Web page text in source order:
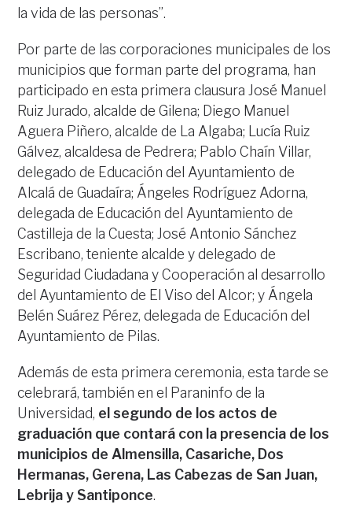
la vida de las personas”.
Por parte de las corporaciones municipales de los
municipios que forman parte del programa, han
participado en esta primera clausura José Manuel
Ruiz Jurado, alcalde de Gilena; Diego Manuel
Aguera Piñero, alcalde de La Algaba; Lucía Ruiz
Gálvez, alcaldesa de Pedrera; Pablo Chaín Villar,
delegado de Educación del Ayuntamiento de
Alcalá de Guadaíra; Ángeles Rodríguez Adorna,
delegada de Educación del Ayuntamiento de
Castilleja de la Cuesta; José Antonio Sánchez
Escribano, teniente alcalde y delegado de
Seguridad Ciudadana y Cooperación al desarrollo
del Ayuntamiento de El Viso del Alcor; y Ángela
Belén Suárez Pérez, delegada de Educación del
Ayuntamiento de Pilas.
Además de esta primera ceremonia, esta tarde se
celebrará, también en el Paraninfo de la
Universidad, el segundo de los actos de
graduación que contará con la presencia de los
municipios de Almensilla, Casariche, Dos
Hermanas, Gerena, Las Cabezas de San Juan,
Lebrija y Santiponce.